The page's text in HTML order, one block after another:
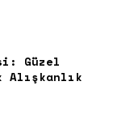
Güzel
Alışkanlık